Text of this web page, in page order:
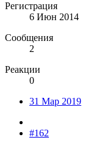
Регистрация
6 Июн 2014
Сообщения
2
Реакции
0
31 Мар 2019
#162